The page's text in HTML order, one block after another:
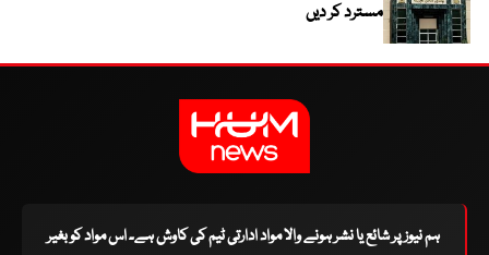
مسترد کر دیں
ہم نیوز پر شائع یا نشر ہونے والا مواد ادارتی ٹیم کی کاوش ہے۔ اس مواد کو بغیر